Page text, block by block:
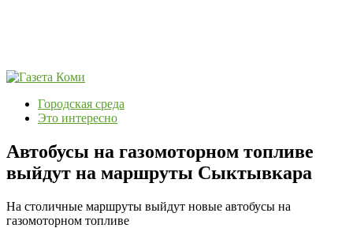
Городская среда
Это интересно
Автобусы на газомоторном топливе
выйдут на маршруты Сыктывкара
На столичные маршруты выйдут новые автобусы на
газомоторном топливе